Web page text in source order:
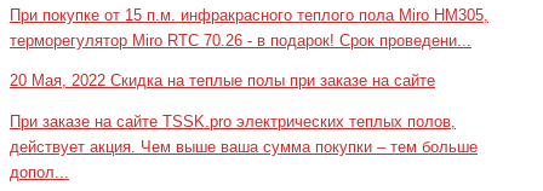
При покупке от 15 п.м. инфракрасного теплого пола Miro HM305,
терморегулятор Miro RTC 70.26 - в подарок! Срок проведени...
20 Мая, 2022 Скидка на теплые полы при заказе на сайте
При заказе на сайте TSSK.pro электрических теплых полов,
действует акция. Чем выше ваша сумма покупки – тем больше
допол...